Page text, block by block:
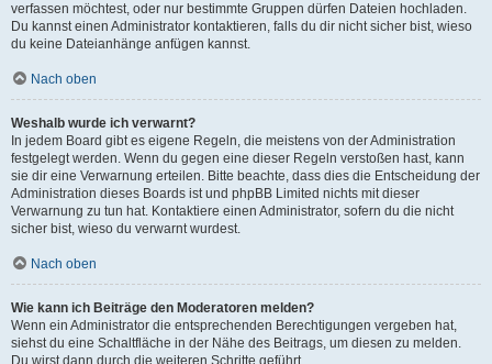
verfassen möchtest, oder nur bestimmte Gruppen dürfen Dateien hochladen.
Du kannst einen Administrator kontaktieren, falls du dir nicht sicher bist, wieso
du keine Dateianhänge anfügen kannst.
Nach oben
Weshalb wurde ich verwarnt?
In jedem Board gibt es eigene Regeln, die meistens von der Administration
festgelegt werden. Wenn du gegen eine dieser Regeln verstoßen hast, kann
sie dir eine Verwarnung erteilen. Bitte beachte, dass dies die Entscheidung der
Administration dieses Boards ist und phpBB Limited nichts mit dieser
Verwarnung zu tun hat. Kontaktiere einen Administrator, sofern du die nicht
sicher bist, wieso du verwarnt wurdest.
Nach oben
Wie kann ich Beiträge den Moderatoren melden?
Wenn ein Administrator die entsprechenden Berechtigungen vergeben hat,
siehst du eine Schaltfläche in der Nähe des Beitrags, um diesen zu melden.
Du wirst dann durch die weiteren Schritte geführt.